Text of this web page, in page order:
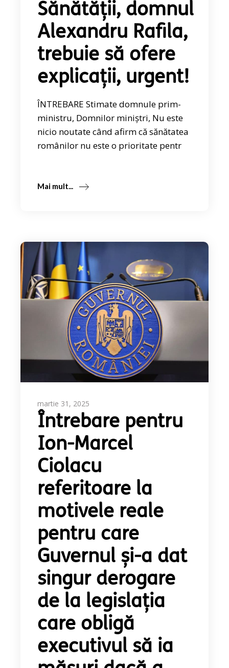
Sănătății, domnul
Alexandru Rafila,
trebuie să ofere
explicații, urgent!
ÎNTREBARE Stimate domnule prim-
ministru, Domnilor miniștri, Nu este
nicio noutate când afirm că sănătatea
românilor nu este o prioritate pentr
Mai mult...
martie 31, 2025
Întrebare pentru
Ion-Marcel
Ciolacu
referitoare la
motivele reale
pentru care
Guvernul și-a dat
singur derogare
de la legislația
care obligă
executivul să ia